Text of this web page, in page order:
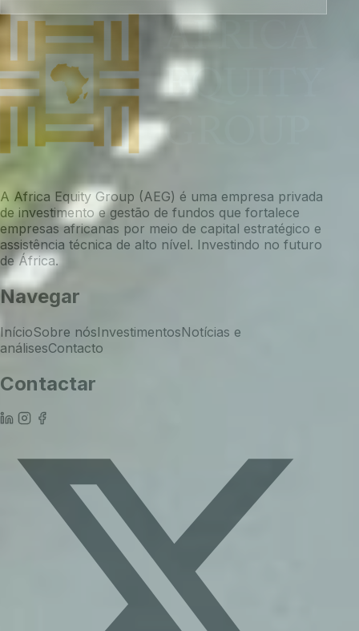
A Africa Equity Group (AEG) é uma empresa privada
de investimento e gestão de fundos que fortalece
empresas africanas por meio de capital estratégico e
assistência técnica de alto nível. Investindo no futuro
de África.
Navegar
InícioSobre nósInvestimentosNotícias e
análisesContacto
Contactar